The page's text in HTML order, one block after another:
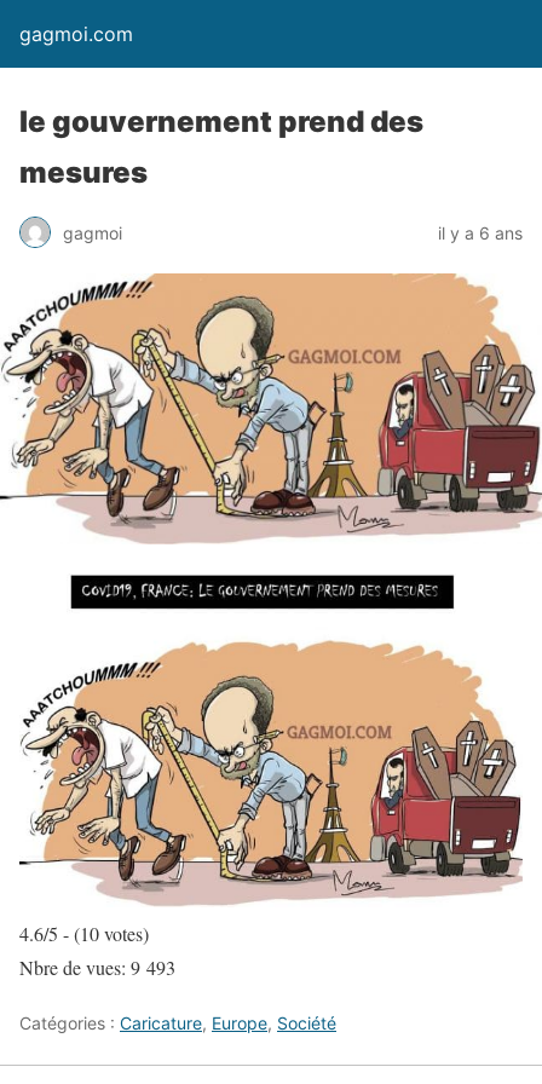
gagmoi.com
le gouvernement prend des
mesures
gagmoi il y a 6 ans
4.6/5 - (10 votes)
Nbre de vues: 9 493
Catégories : Caricature, Europe, Société